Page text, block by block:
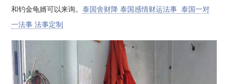
和钓金龟婿可以来询。泰国舍财降 泰国感情财运法事 泰国一对
一法事 法事定制